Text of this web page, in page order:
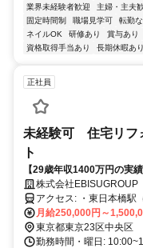
業界未経験者歓迎 主婦・主夫
固定時間制
職場見学可 転勤な
ネイルOK
研修あり 賞与あり
資格取得手当あり
長期休暇あり
正社員
未経験可 住宅リフ
ト
【29歳年収1400万円の実
アポなし！事業拡大のため
株式会社EBISUGROUP
アクセス: ・東日本橋駅（都営浅草線）より徒歩2分 ・馬喰横山駅
（都営新宿線）より徒
月給250,000円～
東京都東京23区中央区
勤務時間・曜日: